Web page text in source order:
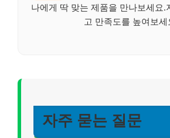
나에게 딱 맞는 제품을 만나보세요.
고 만족도를 높여보세
자주 묻는 질문